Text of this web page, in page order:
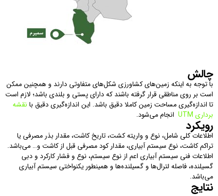
چالش
با توجه به اینکه زمین‌های کشاورزی شکل‌های متفاوتی دارند و همچنین ممکن
است بر روی مناطقی قرار گرفته باشند که دارای پستی و بلندی باشد؛ لازم است
تا اندازه‌گیری مساحت زمین کاملا دقیق باشد. این اندازه‌گیری دقیق با نقشه
برداری UTM
انجام می‌شود.
رویکرد
اطلاعات کلی شامل، نوع و واریته کشت، تاریخ کاشت، مقدار بذر مصرفی یا
تراکم کاشت، نوع سیستم آبیاری، مقدار کود مصرفی قبل از کاشت و… می‌باشد.
اطلاعات فنی سیستم آبیاری اعم از نوع سیستم، نوع و فشار کارکرد و دبی
گسیلنده، فاصله لترال‌ها و گسیلنده‌ها و همینطور یکنواختی سیستم آبیاری
می‌باشد.
نتایج